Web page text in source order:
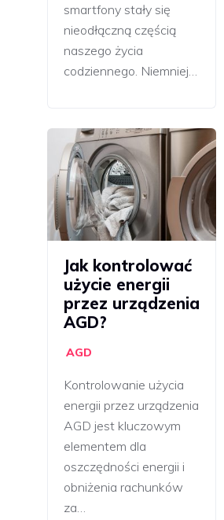
smartfony stały się
nieodłączną częścią
naszego życia
codziennego. Niemniej…
Jak kontrolować
użycie energii
przez urządzenia
AGD?
AGD
Kontrolowanie użycia
energii przez urządzenia
AGD jest kluczowym
elementem dla
oszczędności energii i
obniżenia rachunków
za…